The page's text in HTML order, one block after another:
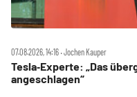
07.08.2026, 14:16 ‧ Jochen Kauper
Tesla‑Experte: „Das
angeschlagen“